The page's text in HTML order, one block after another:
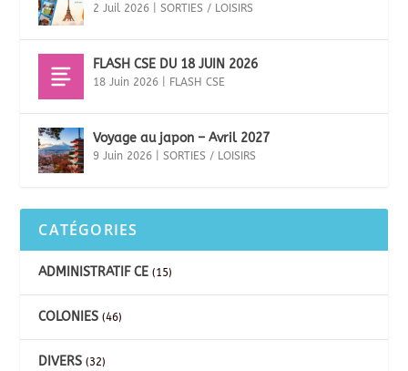
2 Juil 2026 |SORTIES / LOISIRS
FLASH CSE DU 18 JUIN 2026
18 Juin 2026 FLASH CSE
Voyage au japon – Avril 2027
9 Juin 2026 |SORTIES / LOISIRS
CATÉGORIES
ADMINISTRATIF CE (15)
COLONIES (46)
DIVERS (32)